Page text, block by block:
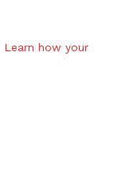
Learn how your